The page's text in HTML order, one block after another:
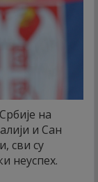
на
и Сан
сви су
неуспех.